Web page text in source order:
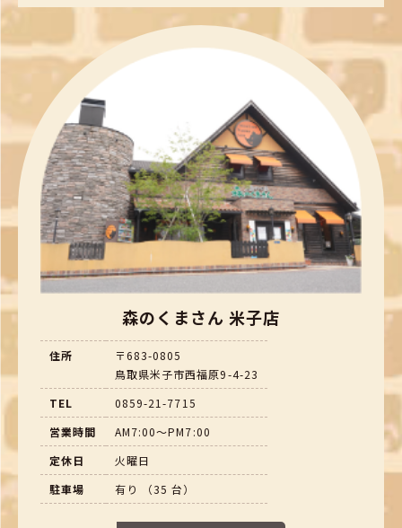
森のくまさん 米子店
住所
〒683-0805
鳥取県米子市西福原9-4-23
TEL
0859-21-7715
営業時間
AM7:00～PM7:00
定休日
火曜日
駐車場
有り （35 台）